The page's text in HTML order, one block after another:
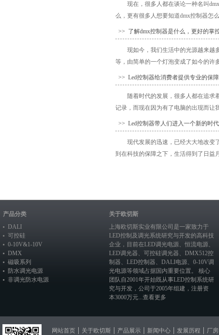
现在，很多人都在谈论一种名叫
么，更有很多人想要知道dmx控制器怎
>> 了解dmx控制器是什么，更好的掌
现如今，我们生活中的光源越来越
等，由简单的一个灯泡变成了如今的许
>> Led控制器给消费者提供专业的保障
随着时代的发展，很多人都在追求
记录，而现在因为有了电脑的出现而让
>> Led控制器带人们进入一个新的时代
现代发展的迅速，已经大大地改变
到在科技的保障之下，生活得到了日益
产品分类
DALI
可控硅
0-10V&1-10V
DMX
磁吸系列
防水调光电源
非调光防水电源
关于欧切斯
上海欧切斯实业有限公司是一家致力于
LED控制及调光系统研究与开发的高科技
企业，目前在LED调光电源、恒流电源、
LED调光器、 可控硅调光器、 DMX512控
制器、 LED控制器、 DALI电源、 0-10V调
光电源等领域占据国内重要位置。 核心
团队自2001年开始既从事LED控制系统研
究与开发，公司于2005年组建，注册资
本3000万元...查看更多
网站首页 关于欧切斯 产品展示 新闻中心 发展历程 厂